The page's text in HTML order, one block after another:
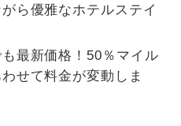
ら優雅なホテルステイ
最新価格！50％マイル
せて料金が変動しま
利用でも追加料金がかからない
す。
定でご参加いただけるコースで